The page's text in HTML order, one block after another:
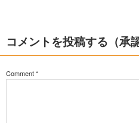
コメントを投稿する（承
Comment*